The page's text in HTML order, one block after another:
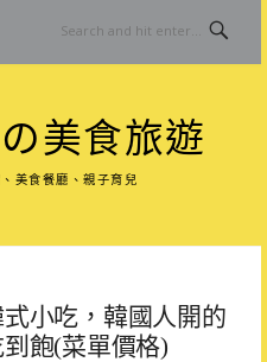
美食旅遊
美食餐廳、親子育兒
式小吃，韓國人開的
飽(菜單價格)